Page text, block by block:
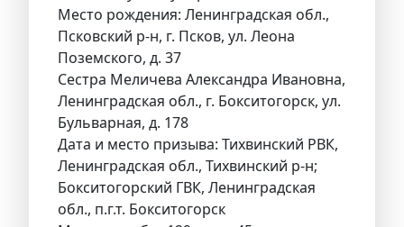
Место рождения: Ленинградская обл.,
Псковский р-н, г. Псков, ул. Леона
Поземского, д. 37
Сестра Меличева Александра Ивановна,
Ленинградская обл., г. Бокситогорск, ул.
Бульварная, д. 178
Дата и место призыва: Тихвинский РВК,
Ленинградская обл., Тихвинский р-н;
Бокситогорский ГВК, Ленинградская
обл., п.г.т. Бокситогорск